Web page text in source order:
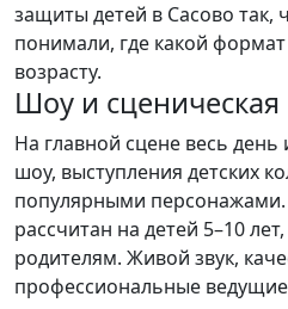
защиты детей в Сасово так,
понимали, где какой
возрасту.
Шоу и
На главной сцене весь день
шоу, выступления детских
популярными
рассчитан на детей 5–10
родителям. Живой звук,
профессиональные